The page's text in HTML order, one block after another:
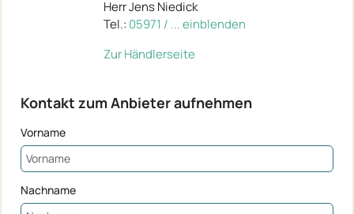
Herr Jens Niedick
Tel.: 05971 / ... einblenden
Zur Händlerseite
Kontakt zum Anbieter aufnehmen
Vorname
Nachname